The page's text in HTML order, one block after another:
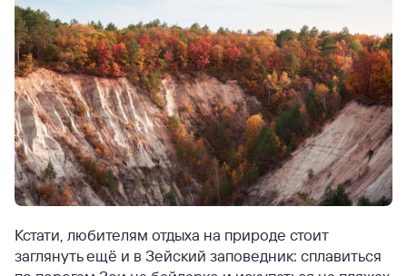
Кстати, любителям отдыха на природе стоит
заглянуть ещё и в Зейский заповедник: сплавиться